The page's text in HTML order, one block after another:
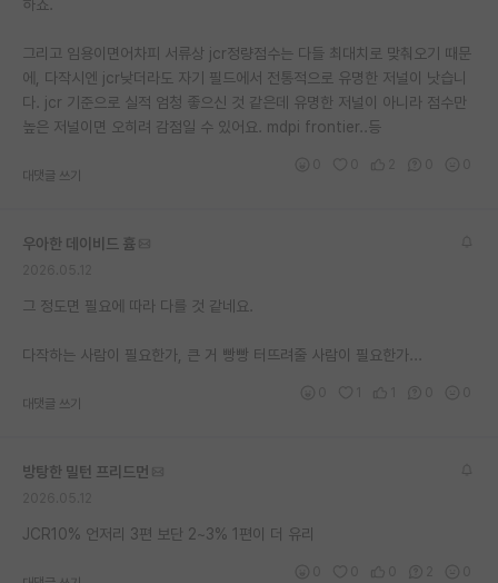
하죠.
그리고 임용이면어차피 서류상 jcr정량점수는 다들 최대치로 맞춰오기 때문
에, 다작시엔 jcr낮더라도 자기 필드에서 전통적으로 유명한 저널이 낫습니
다. jcr 기준으로 실적 엄청 좋으신 것 같은데 유명한 저널이 아니라 점수만
높은 저널이면 오히려 감점일 수 있어요. mdpi frontier..등
대댓글 쓰기
우아한 데이비드 흄
그 정도면 필요에 따라 다를 것 같네요.
다작하는 사람이 필요한가, 큰 거 빵빵 터뜨려줄 사람이 필요한가...
대댓글 쓰기
방탕한 밀턴 프리드먼
JCR10% 언저리 3편 보단 2~3% 1편이 더 유리